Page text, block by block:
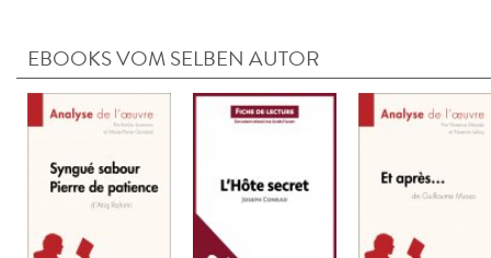
EBOOKS VOM SELBEN AUTOR